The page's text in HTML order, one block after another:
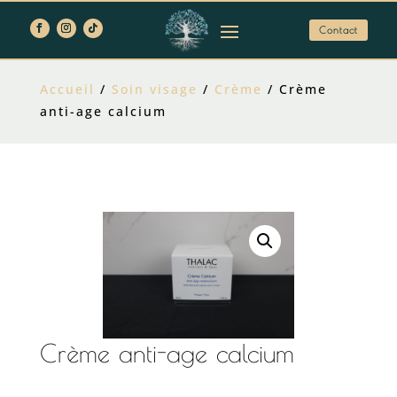
Contact
Accueil / Soin visage / Crème / Crème
anti-age calcium
Crème anti-age calcium